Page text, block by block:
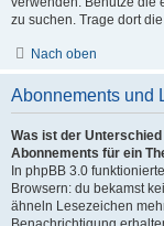
zu suchen. Trage dort
Nach oben
Abonnements und
Was ist der
Abonnements für ein
In phpBB 3.0
Browsern: du bekamst
ähneln Lesezeichen